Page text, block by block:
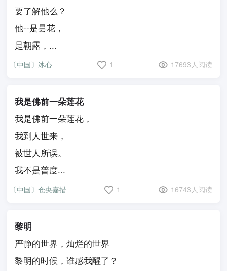
要了解他么？
他--是昙花，
是朝露，...
〔中国〕冰心 1 17693人阅读
我是佛前一朵莲花
我是佛前一朵莲花，
我到人世来，
被世人所误。
我不是普度...
〔中国〕仓央嘉措 1 16743人阅读
黎明
严静的世界，灿烂的世界
黎明的时候，谁感我醒了？